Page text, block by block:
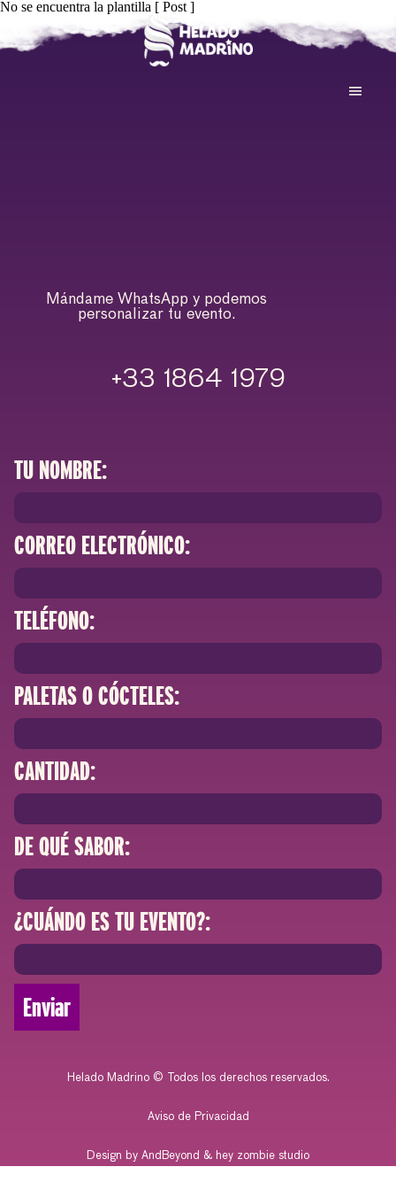
No se encuentra la plantilla [ Post ]
Mándame WhatsApp y podemos
personalizar tu evento.
+33 1864 1979
TU NOMBRE:
CORREO ELECTRÓNICO:
TELÉFONO:
PALETAS O CÓCTELES:
CANTIDAD:
DE QUÉ SABOR:
¿CUÁNDO ES TU EVENTO?:
Enviar
Helado Madrino © Todos los derechos reservados.
Aviso de Privacidad
Design by AndBeyond & hey zombie studio